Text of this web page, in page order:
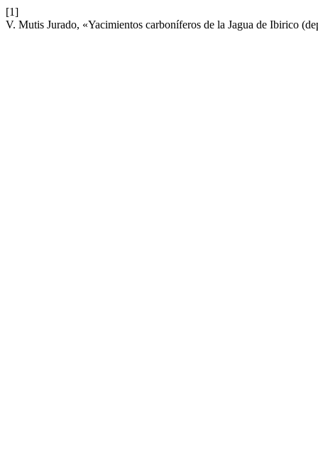
[1]
V. Mutis Jurado, «Yacimientos carboníferos de la Jagua de Ibirico